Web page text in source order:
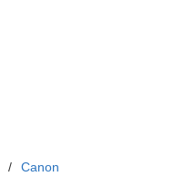
/ Canon